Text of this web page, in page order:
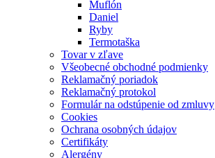
Muflón
Daniel
Ryby
Termotaška
Tovar v zľave
Všeobecné obchodné podmienky
Reklamačný poriadok
Reklamačný protokol
Formulár na odstúpenie od zmluvy
Cookies
Ochrana osobných údajov
Certifikáty
Alergény